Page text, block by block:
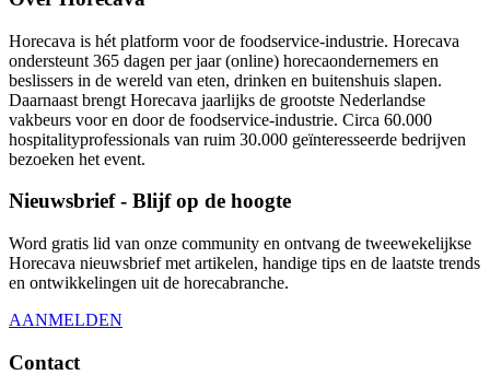
Horecava is hét platform voor de foodservice-industrie. Horecava
ondersteunt 365 dagen per jaar (online) horecaondernemers en
beslissers in de wereld van eten, drinken en buitenshuis slapen.
Daarnaast brengt Horecava jaarlijks de grootste Nederlandse
vakbeurs voor en door de foodservice-industrie. Circa 60.000
hospitalityprofessionals van ruim 30.000 geïnteresseerde bedrijven
bezoeken het event.
Nieuwsbrief - Blijf op de hoogte
Word gratis lid van onze community en ontvang de tweewekelijkse
Horecava nieuwsbrief met artikelen, handige tips en de laatste trends
en ontwikkelingen uit de horecabranche.
AANMELDEN
Contact